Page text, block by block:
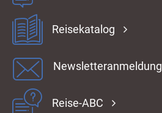
Reisekatalog
Newsletteranmeldung
Reise-ABC